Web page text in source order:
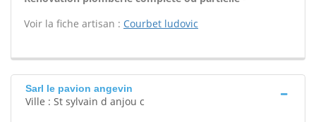
Voir la fiche artisan : Courbet ludovic
Sarl le pavion angevin
Ville : St sylvain d anjou c